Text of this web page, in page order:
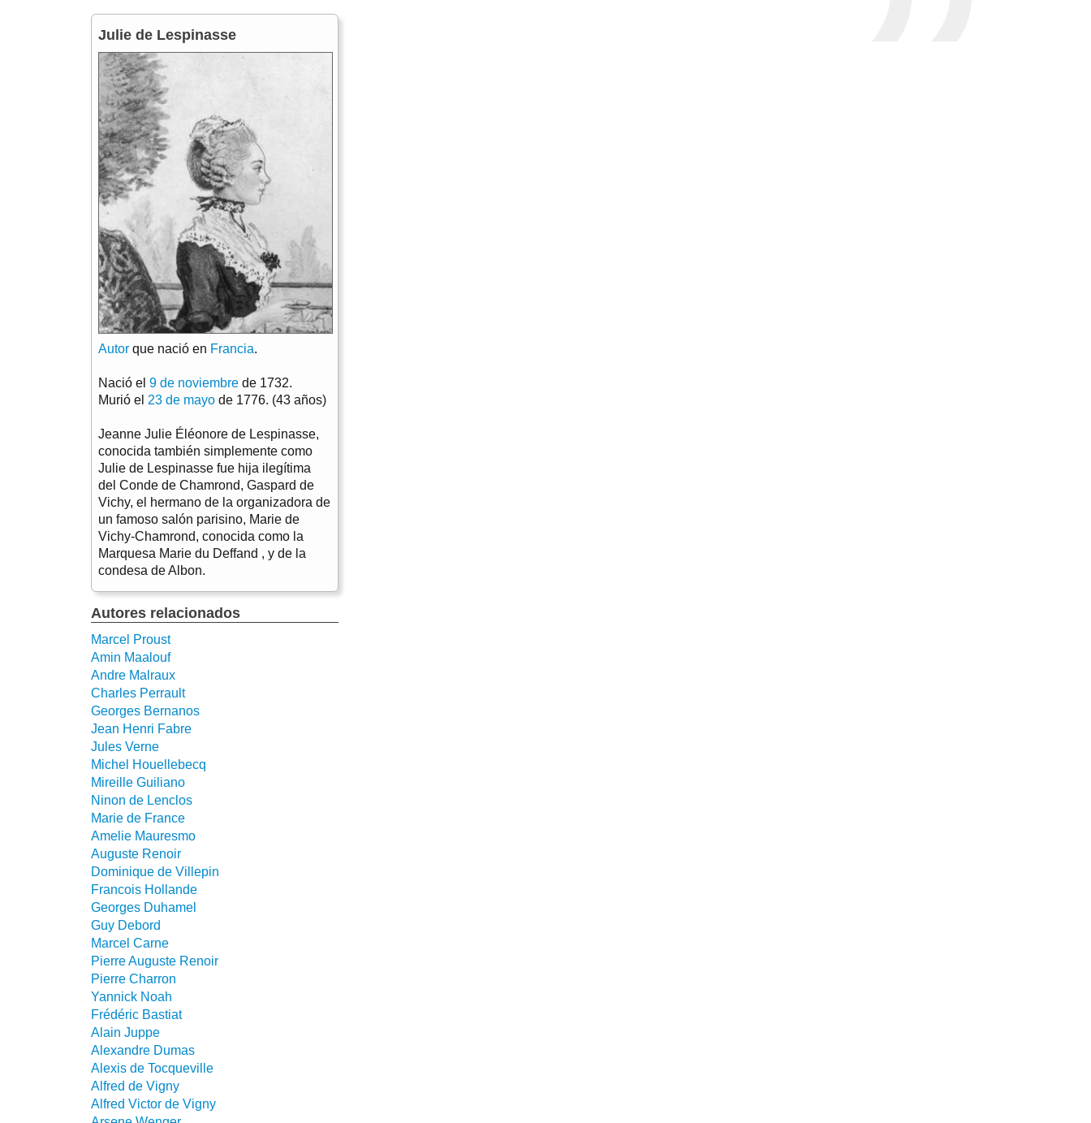
Julie de Lespinasse
Autor que nació en Francia.
Nació el 9 de noviembre de 1732.
Murió el 23 de mayo de 1776. (43 años)
Jeanne Julie Éléonore de Lespinasse,
conocida también simplemente como
Julie de Lespinasse fue hija ilegítima
del Conde de Chamrond, Gaspard de
Vichy, el hermano de la organizadora de
un famoso salón parisino, Marie de
Vichy-Chamrond, conocida como la
Marquesa Marie du Deffand , y de la
condesa de Albon.
Autores relacionados
Marcel Proust
Amin Maalouf
Andre Malraux
Charles Perrault
Georges Bernanos
Jean Henri Fabre
Jules Verne
Michel Houellebecq
Mireille Guiliano
Ninon de Lenclos
Marie de France
Amelie Mauresmo
Auguste Renoir
Dominique de Villepin
Francois Hollande
Georges Duhamel
Guy Debord
Marcel Carne
Pierre Auguste Renoir
Pierre Charron
Yannick Noah
Frédéric Bastiat
Alain Juppe
Alexandre Dumas
Alexis de Tocqueville
Alfred de Vigny
Alfred Victor de Vigny